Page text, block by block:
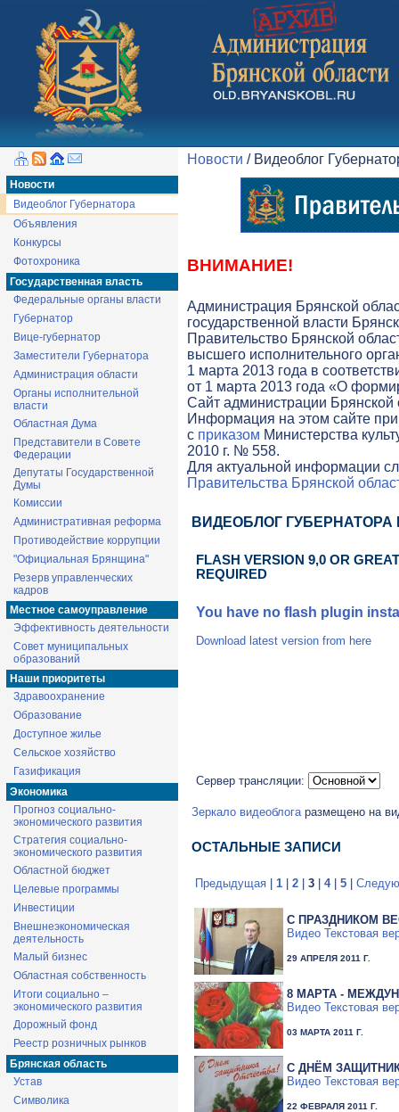
Новости
Видеоблог Губернатора
Объявления
Конкурсы
Фотохроника
Государственная власть
Федеральные органы власти
Губернатор
Вице-губернатор
Заместители Губернатора
Администрация области
Органы исполнительной
власти
Областная Дума
Представители в Совете
Федерации
Депутаты Государственной
Думы
Комиссии
Административная реформа
Противодействие коррупции
"Официальная Брянщина"
Резерв управленческих
кадров
Местное самоуправление
Эффективность деятельности
Совет муниципальных
образований
Наши приоритеты
Здравоохранение
Образование
Доступное жилье
Сельское хозяйство
Газификация
Экономика
Прогноз социально-
экономического развития
Стратегия социально-
экономического развития
Областной бюджет
Целевые программы
Инвестиции
Внешнеэкономическая
деятельность
Малый бизнес
Областная собственность
Итоги социально –
экономического развития
Дорожный фонд
Реестр розничных рынков
Брянская область
Устав
Символика
Новости / Видеоблог
ВНИМАНИЕ!
Администрация Брянской
государственной власти
Правительство Брянской
высшего исполнительного
1 марта 2013 года в
от 1 марта 2013 года «О
Cайт администрации Брянской
Информация на этом сайте
с приказом Министерства
2010 г. № 558.
Для актуальной информации
Правительства Брянской
ВИДЕОБЛОГ
FLASH VERSION 9,0 OR
REQUIRED
You have no flash plugin
Download latest version from here
Сервер трансляции:
Зеркало видеоблогаразмещено на
ОСТАЛЬНЫЕ ЗАПИСИ
Предыдущая | 1 | 2 | 3 | 4| 5 |
С ПРАЗДНИКОМ
Видео Текстовая
29 АПРЕЛЯ 2011 Г.
8 МАРТА -
Видео Текстовая
03 МАРТА 2011 Г.
С ДНЁМ
Видео Текстовая
22 ФЕВРАЛЯ 2011 Г.